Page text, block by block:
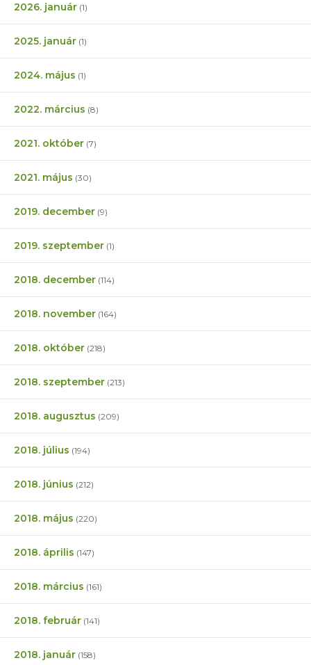
2026. január (1)
2025. január (1)
2024. május (1)
2022. március (8)
2021. október (7)
2021. május (30)
2019. december (9)
2019. szeptember (1)
2018. december (114)
2018. november (164)
2018. október (218)
2018. szeptember (213)
2018. augusztus (209)
2018. július (194)
2018. június (212)
2018. május (220)
2018. április (147)
2018. március (161)
2018. február (141)
2018. január (158)